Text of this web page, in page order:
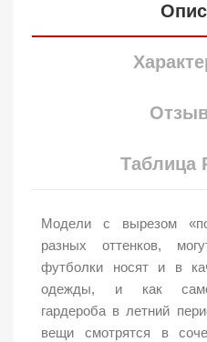
Таблица
Модели с вырезом
разных оттенков,
футболки носят и в
одежды, и как
гардероба в летний
вещи смотрятся в